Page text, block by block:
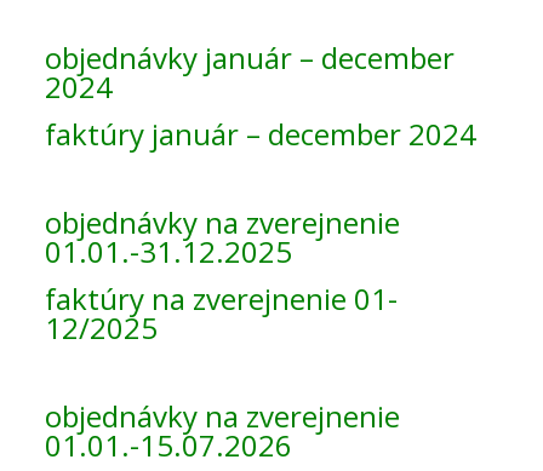
objednávky január – december
2024
faktúry január – december 2024
objednávky na zverejnenie
01.01.-31.12.2025
faktúry na zverejnenie 01-
12/2025
objednávky na zverejnenie
01.01.-15.07.2026